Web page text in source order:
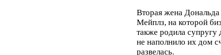
Вторая жена
Мейплз, на которой
также родила супругу
не наполнило их дом
развелась.